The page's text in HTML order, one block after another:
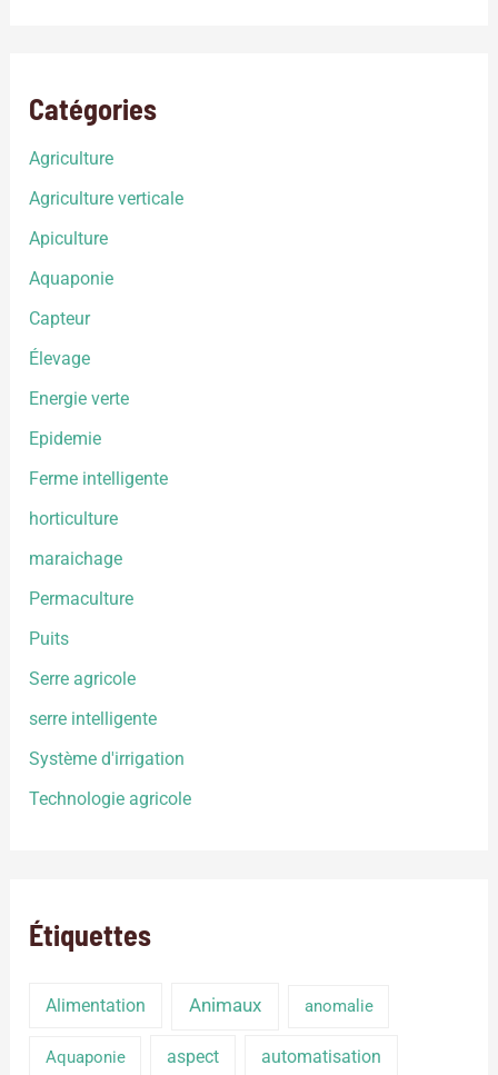
Catégories
Agriculture
Agriculture verticale
Apiculture
Aquaponie
Capteur
Élevage
Energie verte
Epidemie
Ferme intelligente
horticulture
maraichage
Permaculture
Puits
Serre agricole
serre intelligente
Système d'irrigation
Technologie agricole
Étiquettes
Alimentation Animaux anomalie
Aquaponie aspect automatisation